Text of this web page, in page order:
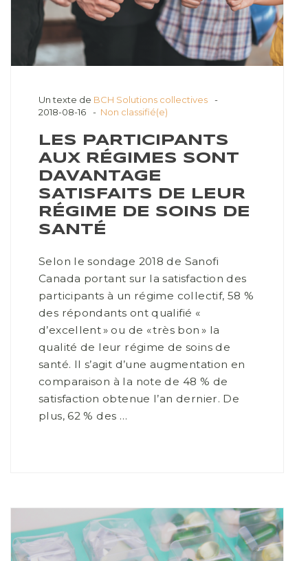
Un texte de BCH Solutions collectives
2018-08-16
Non classifié(e)
LES PARTICIPANTS
AUX RÉGIMES SONT
DAVANTAGE
SATISFAITS DE LEUR
RÉGIME DE SOINS DE
SANTÉ
Selon le sondage 2018 de Sanofi
Canada portant sur la satisfaction des
participants à un régime collectif, 58 %
des répondants ont qualifié «
d’excellent » ou de « très bon » la
qualité de leur régime de soins de
santé. Il s’agit d’une augmentation en
comparaison à la note de 48 % de
satisfaction obtenue l’an dernier. De
plus, 62 % des …